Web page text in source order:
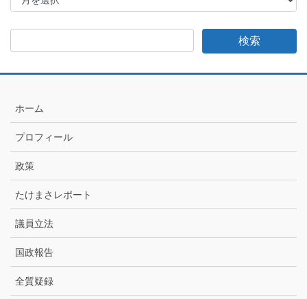
さ
月
カ
ブ
ホーム
プロフィール
政策
たけまさレポート
議員立法
国政報告
全質疑録